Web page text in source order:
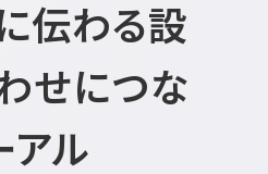
伝わる設
せにつな
アル